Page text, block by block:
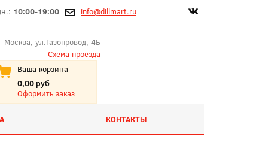
10:00-19:00 info@dillmart.ru
Москва, ул.Газопровод, 4Б
Схема проезда
Ваша корзина
0,00 руб
Оформить заказ
КОНТАКТЫ